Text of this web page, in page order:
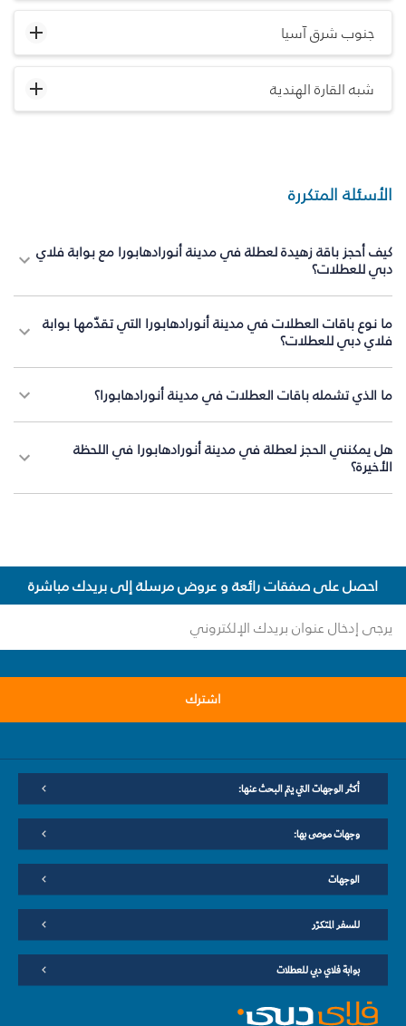
جنوب شرق آسيا
شبه القارة الهندية
الأسئلة المتكررة
كيف أحجز باقة زهيدة لعطلة في مدينة أنورادهابورا مع بوابة فلاي
دبي للعطلات؟
ما نوع باقات العطلات في مدينة أنورادهابورا التي تقدّمها بوابة
فلاي دبي للعطلات؟
ما الذي تشمله باقات العطلات في مدينة أنورادهابورا؟
هل يمكنني الحجز لعطلة في مدينة أنورادهابورا في اللحظة
الأخيرة؟
احصل على صفقات رائعة و عروض مرسلة إلى بريدك مباشرة
اشترك
أكثر الوجهات التي يتم البحث عنها:
وجهات موصى بها:
الوجهات
للسفر المتكرّر
بوابة فلاي دبي للعطلات